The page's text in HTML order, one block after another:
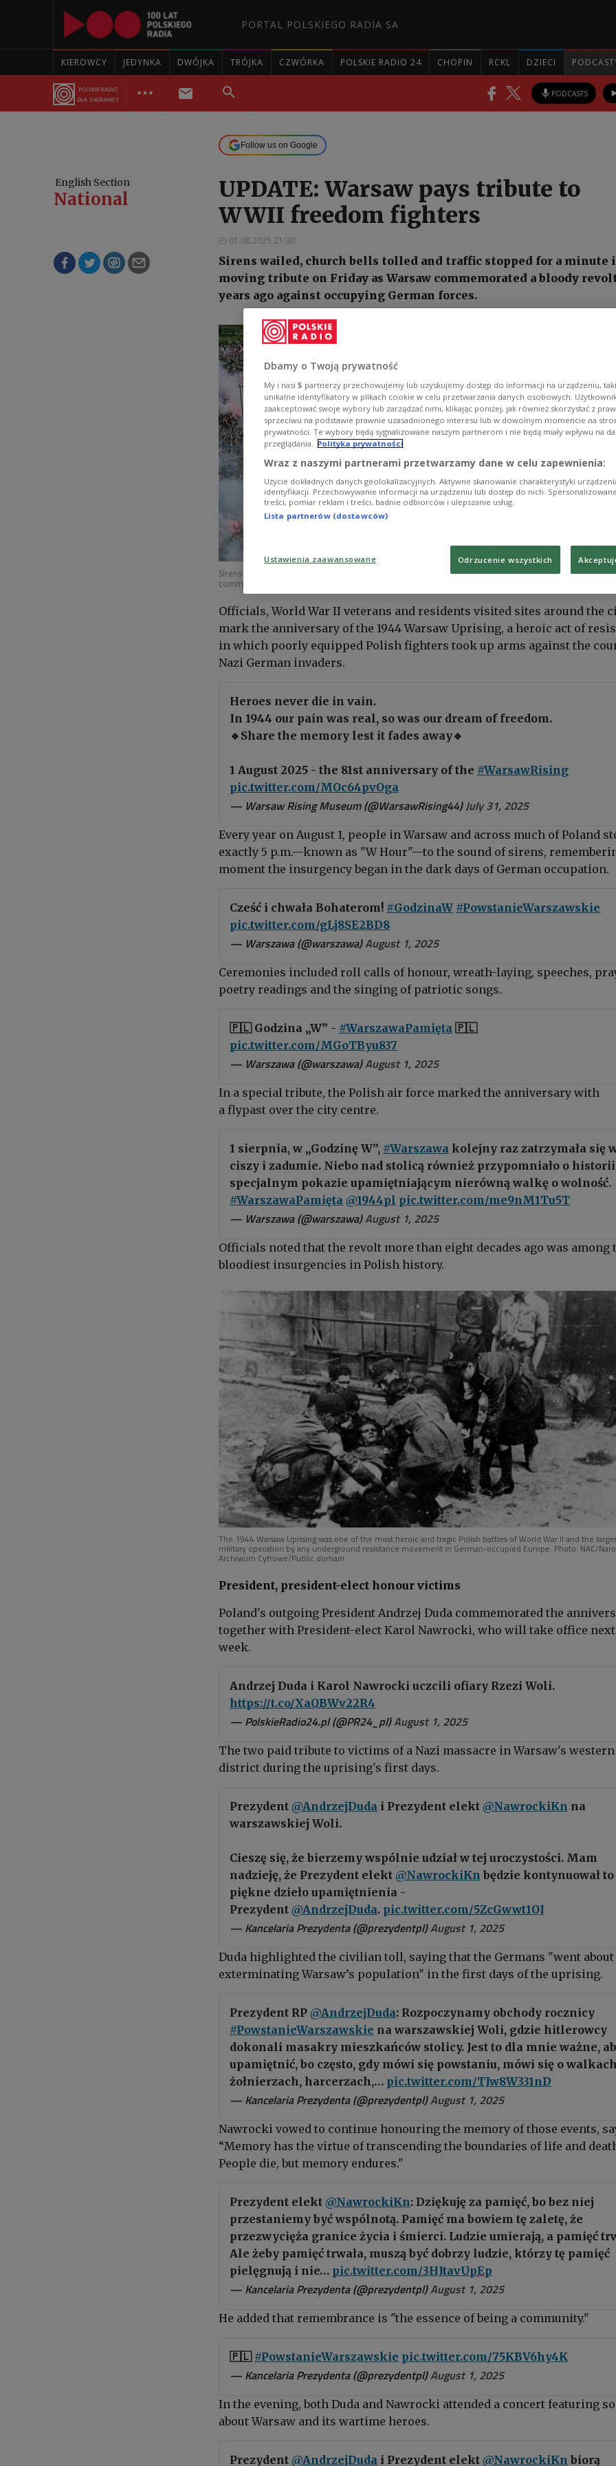
PORTAL POLSKIEGO RADIA SA
KIEROWCY JEDYNKA DWÓJKA TRÓJKA CZWÓRKA POLSKIE RADIO 24 CHOPIN RCKL DZIECI
PODCASTS
Follow us on Google
English Section
National
UPDATE: Warsaw pays tribute to
WWII freedom fighters
01.08.2025 21:30
Sirens wailed, church bells tolled and traffic stopped for a minute
moving tribute on Friday as Warsaw commemorated a bloody
years ago against occupying German forces.
Sirens wailed, church bells tolled and traffic stopped for a minute in a moving tribute as Warsaw on
commemorated a bloody revolt 81 years ago against the occupying Germans.
Officials, World War II veterans and residents visited sites around the
mark the anniversary of the 1944 Warsaw Uprising, a heroic act of
in which poorly equipped Polish fighters took up arms against the
Nazi German invaders.
Heroes never die in vain.
In 1944 our pain was real, so was our dream of freedom.
🔹Share the memory lest it fades away🔹
1 August 2025 - the 81st anniversary of the #WarsawRising
pic.twitter.com/MOc64pvOga
— Warsaw Rising Museum (@WarsawRising44)July 31, 2025
Every year on August 1, people in Warsaw and across much of Poland
exactly 5 p.m.—known as "W Hour"—to the sound of sirens,
moment the insurgency began in the dark days of German occupation.
Cześć i chwała Bohaterom! #GodzinaW #PowstanieWarszawskie
pic.twitter.com/gLj8SE2BD8
— Warszawa (@warszawa)August 1, 2025
Ceremonies included roll calls of honour, wreath-laying, speeches,
poetry readings and the singing of patriotic songs.
🇵🇱 Godzina „W” - #WarszawaPamięta 🇵🇱
pic.twitter.com/MGoTByu837
— Warszawa (@warszawa)August 1, 2025
In a special tribute, the Polish air force marked the anniversary with
a flypast over the city centre.
1 sierpnia, w „Godzinę W”, #Warszawa kolejny raz zatrzymała się
ciszy i zadumie. Niebo nad stolicą również przypomniało o
specjalnym pokazie upamiętniającym nierówną walkę o wolność.
#WarszawaPamięta @1944pl pic.twitter.com/me9nM1Tu5T
— Warszawa (@warszawa)August 1, 2025
Officials noted that the revolt more than eight decades ago was among
bloodiest insurgencies in Polish history.
The 1944 Warsaw Uprising was one of the most heroic and tragic Polish battles of World War II and the
military operation by any underground resistance movement in German-occupied Europe. Photo: NAC/
Archiwum Cyfrowe/Public domain
President, president-elect honour victims
Poland's outgoing President Andrzej Duda commemorated the
together with President-elect Karol Nawrocki, who will take office next
week.
Andrzej Duda i Karol Nawrocki uczcili ofiary Rzezi Woli.
https://t.co/XaQBWv22R4
— PolskieRadio24.pl (@PR24_pl)August 1, 2025
The two paid tribute to victims of a Nazi massacre in Warsaw's western
district during the uprising's first days.
Prezydent @AndrzejDuda i Prezydent elekt @NawrockiKn na
warszawskiej Woli.
Cieszę się, że bierzemy wspólnie udział w tej uroczystości. Mam
nadzieję, że Prezydent elekt @NawrockiKn będzie kontynuował to
piękne dzieło upamiętnienia -
Prezydent @AndrzejDuda. pic.twitter.com/5ZcGwwt1OJ
— Kancelaria Prezydenta (@prezydentpl)August 1, 2025
Duda highlighted the civilian toll, saying that the Germans "went about
exterminating Warsaw’s population" in the first days of the uprising.
Prezydent RP @AndrzejDuda: Rozpoczynamy obchody rocznicy
#PowstanieWarszawskie na warszawskiej Woli, gdzie hitlerowcy
dokonali masakry mieszkańców stolicy. Jest to dla mnie ważne,
upamiętnić, bo często, gdy mówi się powstaniu, mówi się o
żołnierzach, harcerzach,… pic.twitter.com/TJw8W331nD
— Kancelaria Prezydenta (@prezydentpl)August 1, 2025
Nawrocki vowed to continue honouring the memory of those events,
“Memory has the virtue of transcending the boundaries of life and
People die, but memory endures."
Prezydent elekt @NawrockiKn: Dziękuję za pamięć, bo bez niej
przestaniemy być wspólnotą. Pamięć ma bowiem tę zaletę, że
przezwycięża granice życia i śmierci. Ludzie umierają, a pamięć
Ale żeby pamięć trwała, muszą być dobrzy ludzie, którzy tę pamięć
pielęgnują i nie… pic.twitter.com/3HJtavUpEp
— Kancelaria Prezydenta (@prezydentpl)August 1, 2025
He added that remembrance is "the essence of being a community."
🇵🇱 #PowstanieWarszawskie pic.twitter.com/75KBV6hy4K
— Kancelaria Prezydenta (@prezydentpl)August 1, 2025
In the evening, both Duda and Nawrocki attended a concert featuring
about Warsaw and its wartime heroes.
Prezydent @AndrzejDuda i Prezydent elekt @NawrockiKn biorą
Dbamy o Twoją prywatność
My i nasi 5 partnerzy przechowujemy lub uzyskujemy dostęp do informacji na urządzeniu,
unikalne identyfikatory w plikach cookie w celu przetwarzania danych osobowych.
zaakceptować swoje wybory lub zarządzać nimi, klikając poniżej, jak również skorzystać z
sprzeciwu na podstawie prawnie uzasadnionego interesu lub w dowolnym momencie na
prywatności. Te wybory będą sygnalizowane naszym partnerom i nie będą miały wpływu na
przeglądania. Polityka prywatności
Wraz z naszymi partnerami przetwarzamy dane w celu zapewnienia:
Użycie dokładnych danych geolokalizacyjnych. Aktywne skanowanie charakterystyki
identyfikacji. Przechowywanie informacji na urządzeniu lub dostęp do nich.
treści, pomiar reklam i treści, badnie odbiorców i ulepszanie usług.
Lista partnerów (dostawców)
Ustawienia zaawansowane Odrzucenie wszystkich